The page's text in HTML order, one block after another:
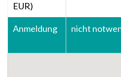
EUR)
Anmeldung nicht